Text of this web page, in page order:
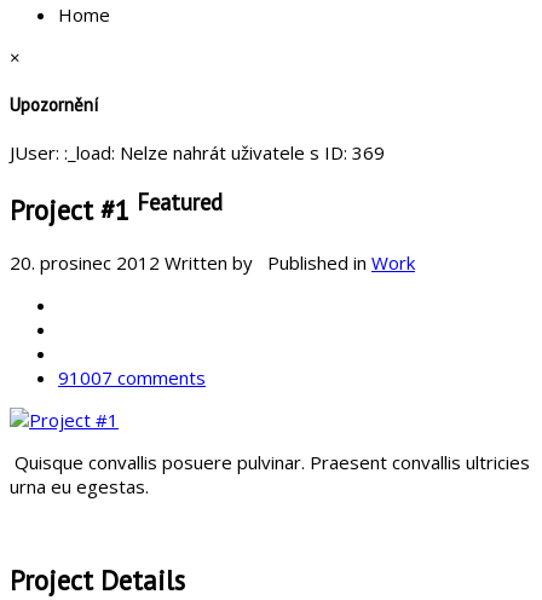
Home
×
Upozornění
JUser: :_load: Nelze nahrát uživatele s ID: 369
Project #1 Featured
20. prosinec 2012 Written by Published in Work
91007 comments
Quisque convallis posuere pulvinar. Praesent convallis ultricies
urna eu egestas.
Project Details